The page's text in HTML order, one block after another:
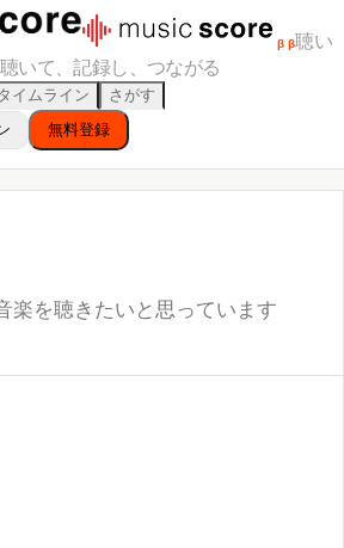
β β聴い
聴いて、記録し、つながる
タイムライン
さがす
無料登録
を聴きたいと思っています